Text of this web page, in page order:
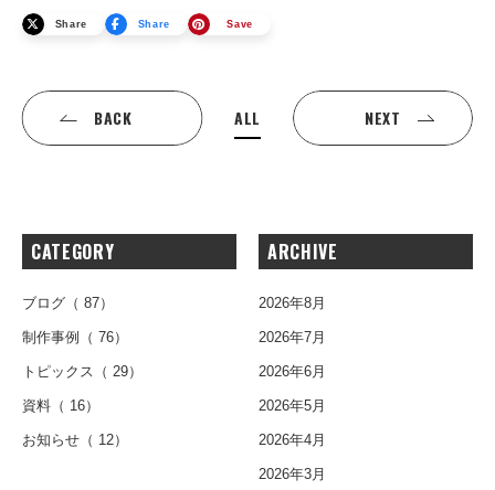
Share Share Save
BACK ALL NEXT
CATEGORY
ブログ （ 87）
制作事例 （ 76）
トピックス （ 29）
資料 （ 16）
お知らせ （ 12）
ARCHIVE
2026年8月
2026年7月
2026年6月
2026年5月
2026年4月
2026年3月